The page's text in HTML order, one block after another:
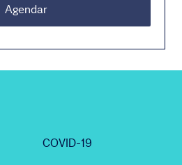
Agendar
COVID-19